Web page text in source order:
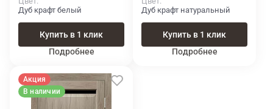
Дуб крафт белый
Купить в 1 клик
Подробнее
Дуб крафт натуральный
Купить в 1 клик
Подробнее
Акция
В наличии